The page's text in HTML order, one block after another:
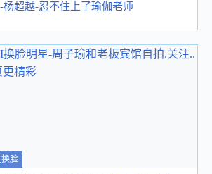
杨超越-忍不住上了瑜伽老师
换脸